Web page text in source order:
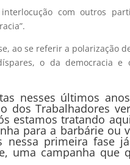
com outros
ao se referir a polarização
o da democracia e
nesses últimos
dos Trabalhadores
estamos tratando
para a barbárie ou
nessa primeira fase
uma campanha que